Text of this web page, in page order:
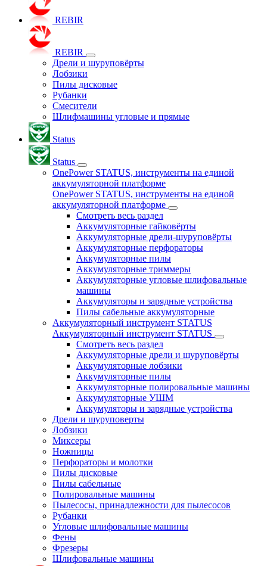
REBIR
REBIR
Дрели и шуруповёрты
Лобзики
Пилы дисковые
Рубанки
Смесители
Шлифмашины угловые и прямые
Status
Status
OnePower STATUS, инструменты на единой
аккумуляторной платформе
OnePower STATUS, инструменты на единой
аккумуляторной платформе
Смотреть весь раздел
Аккумуляторные гайковёрты
Аккумуляторные дрели-шуруповёрты
Аккумуляторные перфораторы
Аккумуляторные пилы
Аккумуляторные триммеры
Аккумуляторные угловые шлифовальные
машины
Аккумуляторы и зарядные устройства
Пилы сабельные аккумуляторные
Аккумуляторный инструмент STATUS
Аккумуляторный инструмент STATUS
Смотреть весь раздел
Аккумуляторные дрели и шуруповёрты
Аккумуляторные лобзики
Аккумуляторные пилы
Аккумуляторные полировальные машины
Аккумуляторные УШМ
Аккумуляторы и зарядные устройства
Дрели и шуруповерты
Лобзики
Миксеры
Ножницы
Перфораторы и молотки
Пилы дисковые
Пилы сабельные
Полировальные машины
Пылесосы, принадлежности для пылесосов
Рубанки
Угловые шлифовальные машины
Фены
Фрезеры
Шлифовальные машины